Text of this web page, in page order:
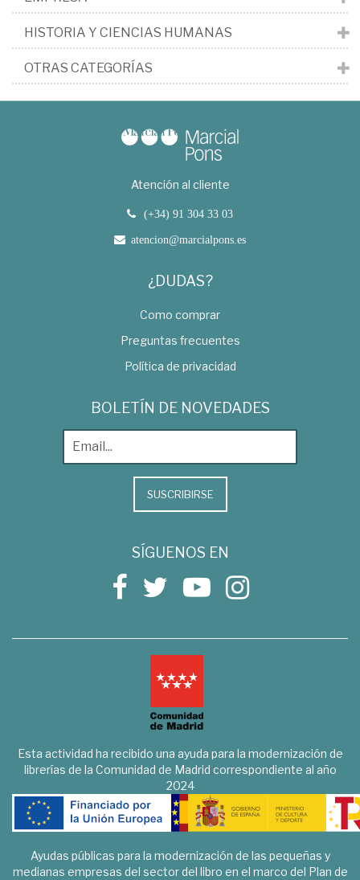
HISTORIA Y CIENCIAS HUMANAS
OTRAS CATEGORÍAS
Atención al cliente
(+34) 91 304 33 03
atencion@marcialpons.es
¿DUDAS?
Como comprar
Preguntas frecuentes
Política de privacidad
BOLETÍN DE NOVEDADES
SUSCRIBIRSE
SÍGUENOS EN
Esta actividad ha recibido una ayuda para la modernización de
librerías de la Comunidad de Madrid correspondiente al año
2024
Ayudas públicas para la modernización de las pequeñas y
medianas empresas del sector del libro en el marco del Plan de